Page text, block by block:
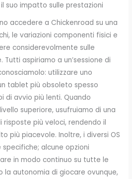
suo impatto sulle prestazioni
accedere a Chickenroad su una
le variazioni componenti fisici e
considerevolmente sulle
aspiriamo a un’sessione di
utilizzare uno
tablet più obsoleto spesso
di avvio più lenti. Quando
superiore, usufruiamo di una
più veloci, rendendo il
più piacevole. Inoltre, i diversi OS
alcune opzioni
in modo continuo su tutte le
la autonomia di giocare ovunque,